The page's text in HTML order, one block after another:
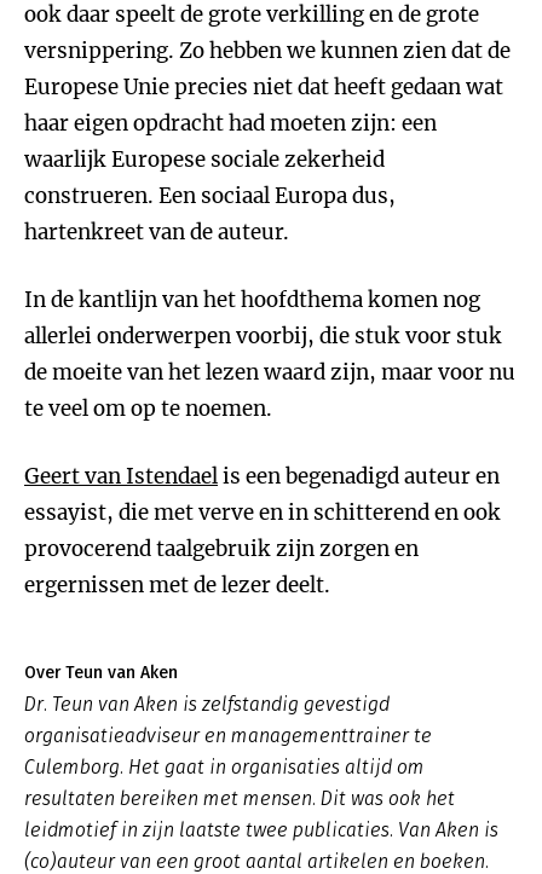
ook daar speelt de grote verkilling en de grote
versnippering. Zo hebben we kunnen zien dat de
Europese Unie precies niet dat heeft gedaan wat
haar eigen opdracht had moeten zijn: een
waarlijk Europese sociale zekerheid
construeren. Een sociaal Europa dus,
hartenkreet van de auteur.
In de kantlijn van het hoofdthema komen nog
allerlei onderwerpen voorbij, die stuk voor stuk
de moeite van het lezen waard zijn, maar voor nu
te veel om op te noemen.
Geert van Istendaelis een begenadigd auteur en
essayist, die met verve en in schitterend en ook
provocerend taalgebruik zijn zorgen en
ergernissen met de lezer deelt.
Over Teun van Aken
Dr. Teun van Aken is zelfstandig gevestigd
organisatieadviseur en managementtrainer te
Culemborg. Het gaat in organisaties altijd om
resultaten bereiken met mensen. Dit was ook het
leidmotief in zijn laatste twee publicaties. Van Aken is
(co)auteur van een groot aantal artikelen en boeken.